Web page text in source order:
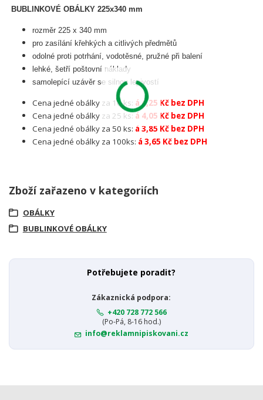
BUBLINKOVÉ OBÁLKY 225x340 mm
rozměr 225 x 340 mm
pro zasílání křehkých a citlivých předmětů
odolné proti potrhání, vodotěsné, pružné při balení
lehké, šetří poštovní náklady
samolepící uzávěr se silnou lepivostí
Cena jedné obálky za 10 ks: á 4,25 Kč bez DPH
Cena jedné obálky za 25 ks: á 4,05 Kč bez DPH
Cena jedné obálky za 50 ks: á 3,85 Kč bez DPH
Cena jedné obálky za 100ks: á 3,65 Kč bez DPH
Zboží zařazeno v kategoriích
OBÁLKY
BUBLINKOVÉ OBÁLKY
Potřebujete poradit?
Zákaznická podpora:
+420 728 772 566
(Po-Pá, 8-16 hod.)
info@reklamnipiskovani.cz